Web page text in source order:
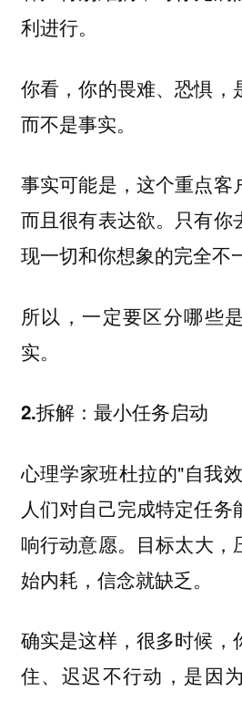
利进行。
你看，你的畏难、恐惧，
而不是事实。
事实可能是，这个重点客
而且很有表达欲。只有你
现一切和你想象的完全不
所以，一定要区分哪些
实。
2.拆解：最小任务启动
心理学家班杜拉的"自我
人们对自己完成特定任务
响行动意愿。 目标太大，
始内耗，信念就缺乏。
确实是这样，很多时候，
住、迟迟不行动，是因